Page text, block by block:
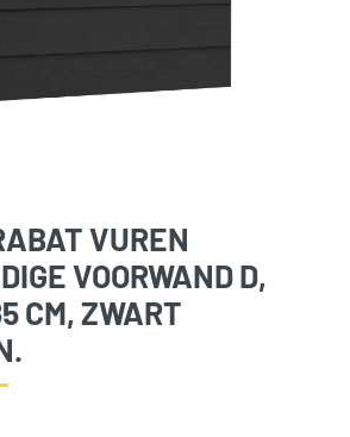
VUREN
VOORWAND D,
CM, ZWART